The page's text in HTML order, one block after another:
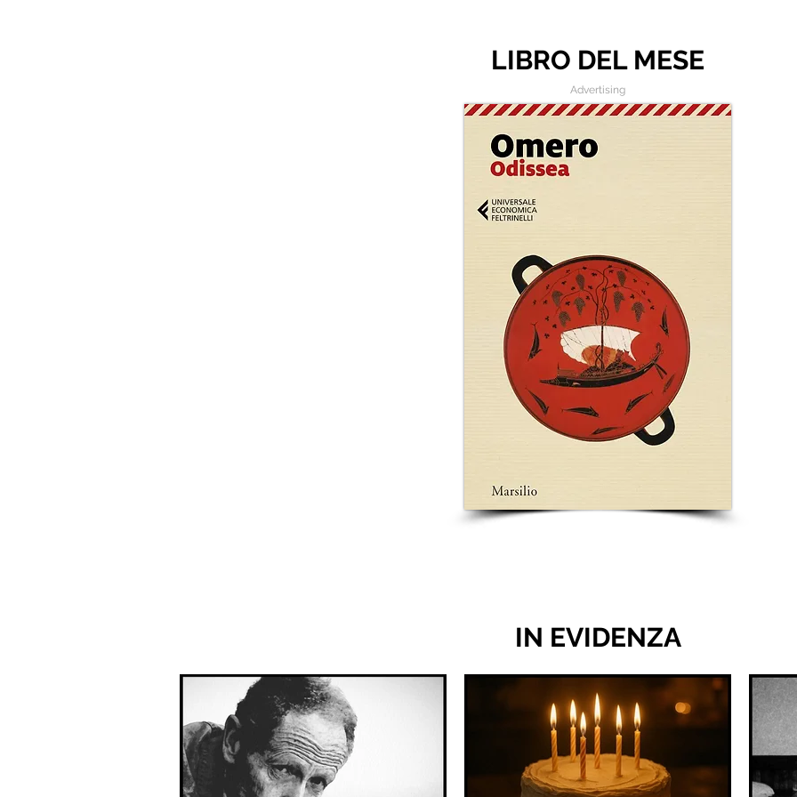
LIBRO DEL MESE
Advertising
IN EVIDENZA